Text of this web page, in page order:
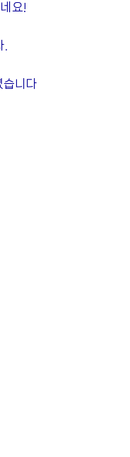
요!
습니다